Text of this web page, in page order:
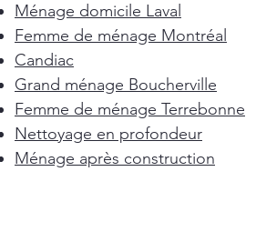
Ménage domicile Laval
Femme de ménage Montréal
Candiac
Grand ménage Boucherville
Femme de ménage Terrebonne
Nettoyage en profondeur
Ménage après construction